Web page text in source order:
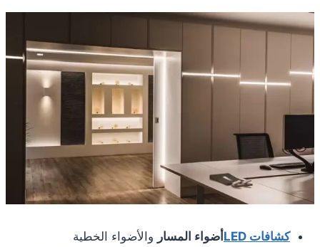
كشافات LED أضواء المسار والأضواء الخطية